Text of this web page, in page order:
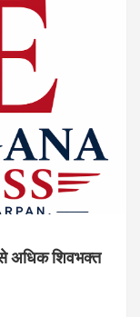
अधिक शिवभक्त